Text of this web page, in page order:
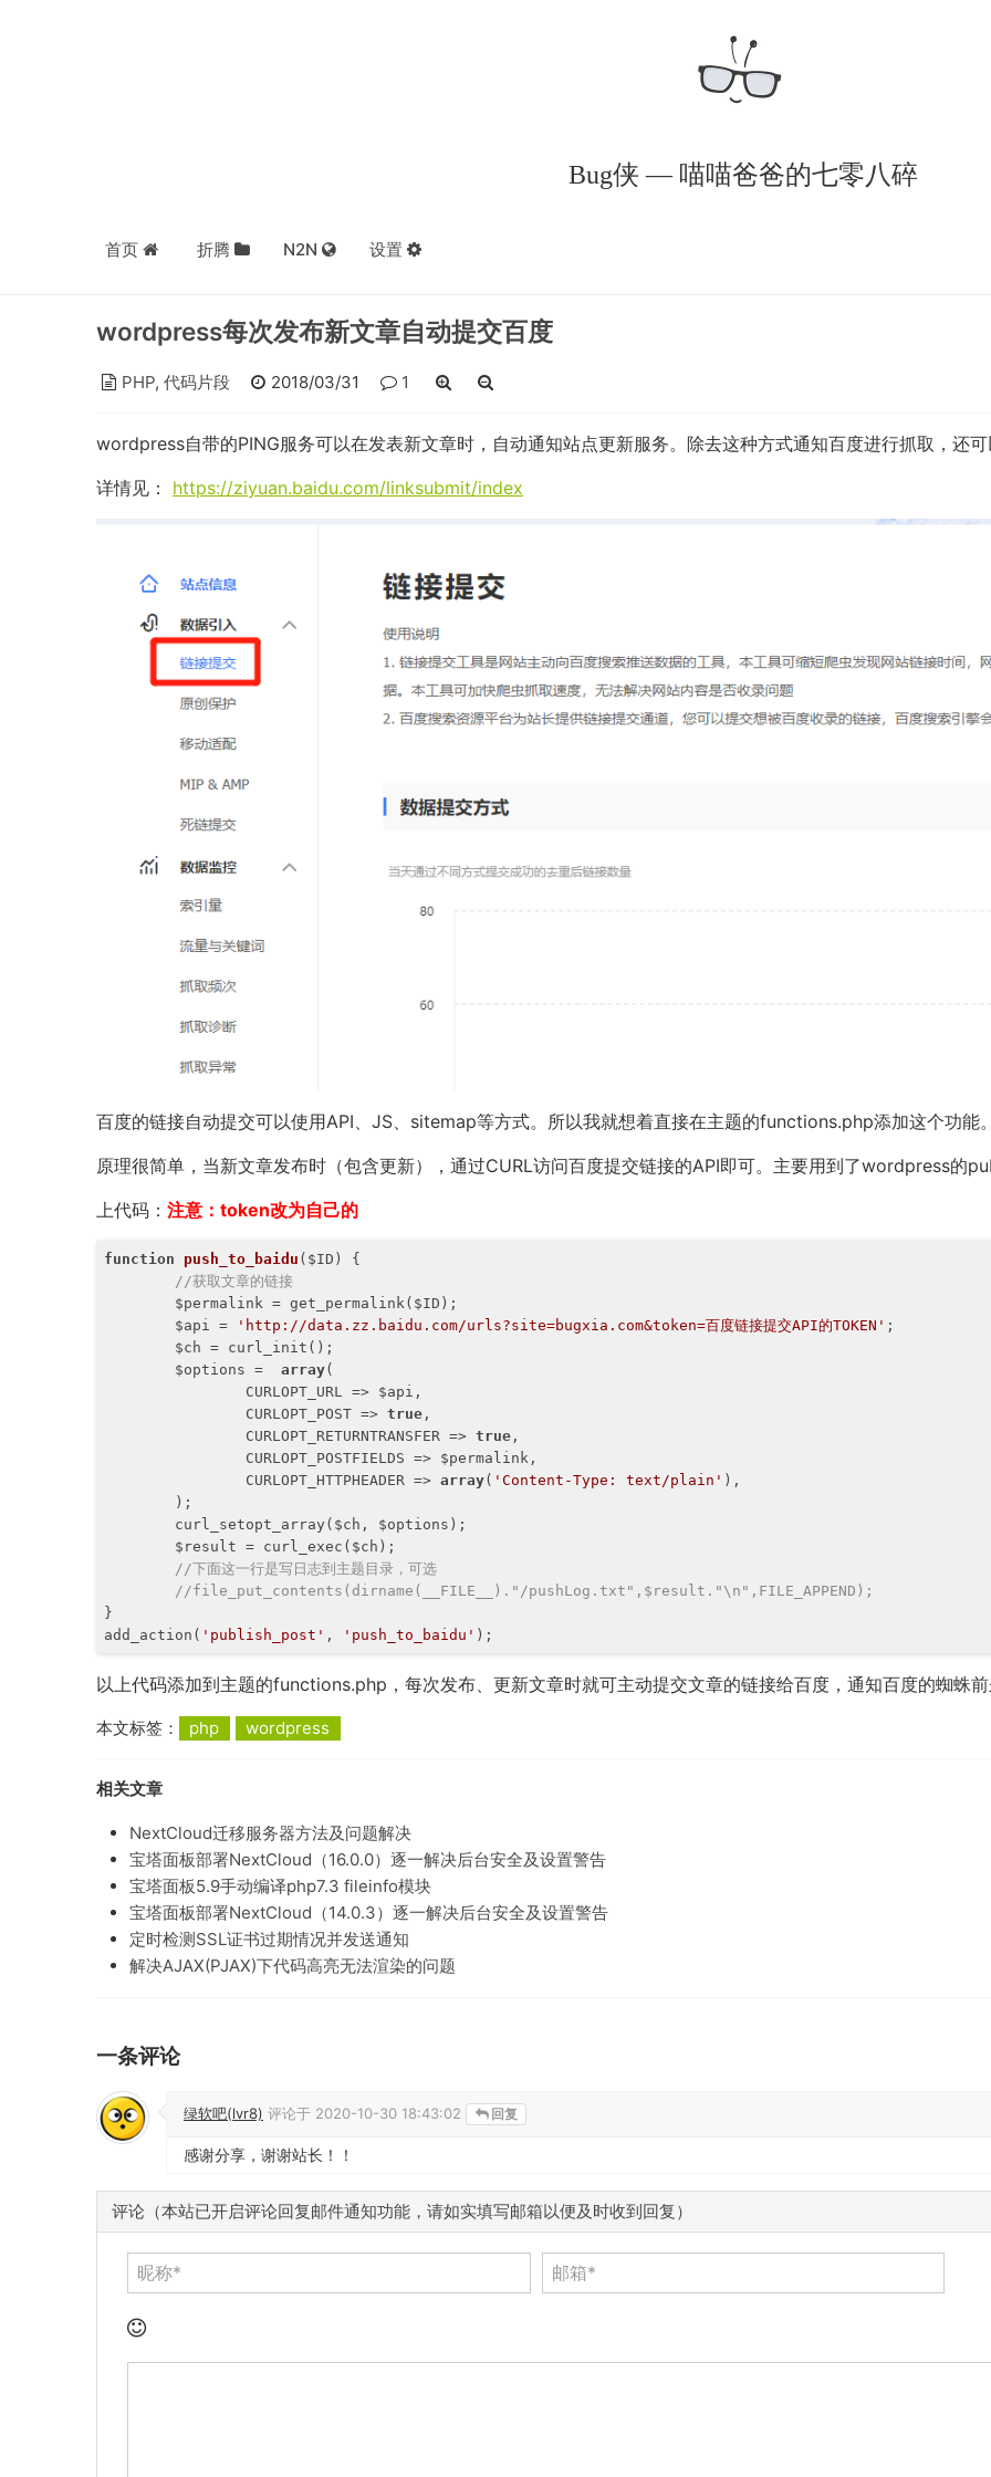
Bug侠 — 喵喵爸爸的七零八碎
首页 折腾 N2N 设置
wordpress每次发布新文章自动提交百度
PHP, 代码片段 2018/03/31 1
wordpress自带的PING服务可以在发表新文章时，自动通知站点更新服务。除去这种方式通知百度进行抓取，还可
详情见：
https://ziyuan.baidu.com/linksubmit/index
百度的链接自动提交可以使用API、JS、sitemap等方式。所以我就想着直接在主题的functions.php添加这个功能。
原理很简单，当新文章发布时（包含更新），通过CURL访问百度提交链接的API即可。主要用到了wordpress的
上代码： 注意：token改为自己的
function push_to_baidu ($ID)
{
//获取文章的链接
	$api =
'http://data.zz.baidu.com/urls?site=bugxia.com&token=百度链接提交API的TOKEN' ;
	$options =
array(
		CURLOPT_POST =>
true,
		CURLOPT_RETURNTRANSFER =>
true,
		CURLOPT_HTTPHEADER =>
array( 'Content-Type: text/plain' ),
//下面这一行是写日志到主题目录，可选
//file_put_contents(dirname(__FILE__)."/pushLog.txt",$result."\n",FILE_APPEND);
}
add_action( 'publish_post' , 'push_to_baidu' );
以上代码添加到主题的functions.php，每次发布、更新文章时就可主动提交文章的链接给百度，通知百度的蜘蛛前
本文标签： php wordpress
相关文章
NextCloud迁移服务器方法及问题解决
宝塔面板部署NextCloud（16.0.0）逐一解决后台安全及设置警告
宝塔面板5.9手动编译php7.3 fileinfo模块
宝塔面板部署NextCloud（14.0.3）逐一解决后台安全及设置警告
定时检测SSL证书过期情况并发送通知
解决AJAX(PJAX)下代码高亮无法渲染的问题
一条评论
绿软吧(lvr8) 评论于 2020-10-30 18:43:02 回复
感谢分享，谢谢站长！！
评论（本站已开启评论回复邮件通知功能，请如实填写邮箱以便及时收到回复）